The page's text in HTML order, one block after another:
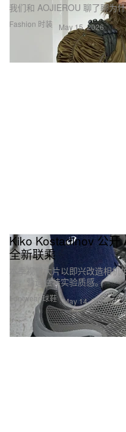
Fashion 时装
我们和 AOJIEROU 聊了聊为
May 15, 2026
Footwear 球鞋
Kiko Kostadinov 公
全新联乘
本季视觉大片以即兴改造相
片，营造独特实验质感。
May 14, 2026